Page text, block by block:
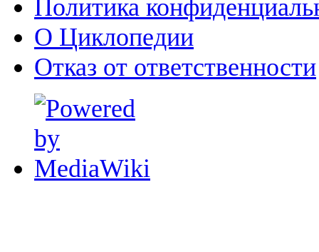
Политика
О Циклопедии
Отказ от ответственности